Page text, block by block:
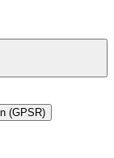
(GPSR)